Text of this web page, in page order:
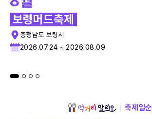
보령머드축제
충청남도 보령시
2026.07.24 ~ 2026.08.09
축제일순